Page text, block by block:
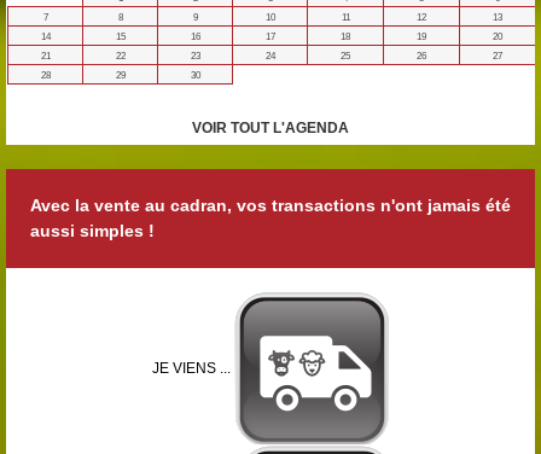
7
8 9 10 11 12
13
14
15 16 17 18 19
20
21
22 23 24 25 26
27
28
29 30
VOIR TOUT L'AGENDA
Avec la vente au cadran, vos transactions n'ont jamais été
aussi simples !
JE VIENS ...